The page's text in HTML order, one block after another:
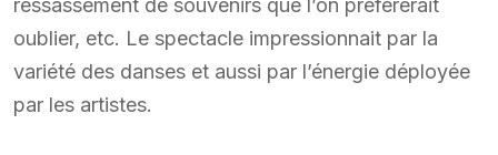
oublier, etc. Le spectacle impressionnait par la
variété des danses et aussi par l’énergie déployée
par les artistes.